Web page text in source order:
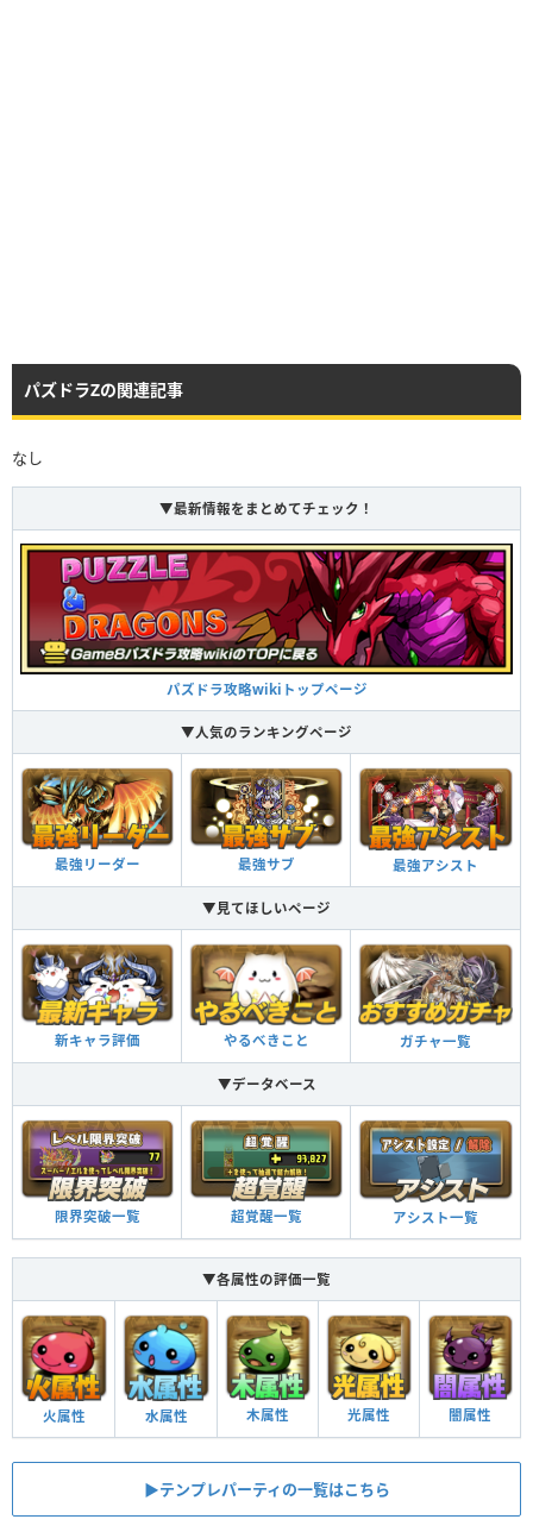
Lv99 2699 1447 331
つけられる潜在キラー
バーサーク ターン数：12→2
2ターンの間、自分のダメージ上限が99億、自分とドラゴンタイプの攻撃力
が2倍。回復を毒に変化。
サムライソウル
ドラゴンタイプの攻撃力が2.5倍。
Lv99 3418 1543 56
4408 2038
つけられる潜在キラー
バーサーク ターン数：12→2
2ターンの間、自分のダメージ上限が99億、自分とドラゴンタイプの攻撃力
が2倍。回復を毒に変化。
ショウグンソウル
ドラゴンタイプの攻撃力が3倍。
覚醒スキル 効果
2体攻撃
自分と同じ属性のドロップを4個消すと攻撃力がアッ
プ（2.2倍）し、敵2体に攻撃をする
闇ドロップを横一列でそろえて消すと闇属性の攻撃
力がアップする（30％）
スキルブースト
チーム全体のスキルが1ターン溜まった状態で始まる
パズドラZの関連記事
なし
▼最新情報をまとめてチェック！
パズドラ攻略wikiトップページ
▼人気のランキングページ
最強リーダー 最強サブ 最強アシスト
▼見てほしいページ
新キャラ評価 やるべきこと ガチャ一覧
▼データベース
限界突破一覧 超覚醒一覧 アシスト一覧
▼各属性の評価一覧
火属性 水属性 木属性 光属性 闇属性
▶︎テンプレパーティの一覧はこちら